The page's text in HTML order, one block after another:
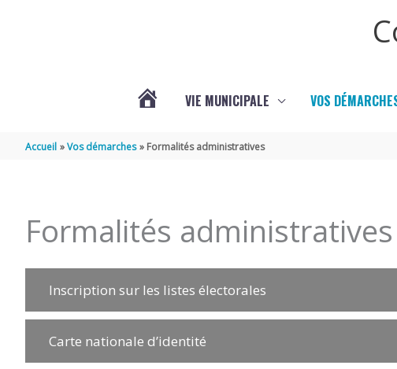
MAZERAY
VIE MUNICIPALE VOS
Accueil Vos démarches Formalités administratives
Formalités administratives
Inscription sur les listes électorales
Carte nationale d’identité